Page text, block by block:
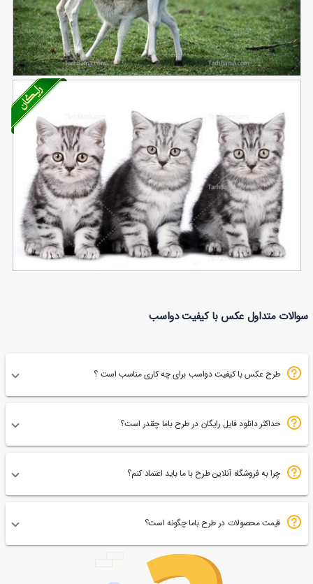
تصویر با کیفیت آهو و کره آهو
557
176
سوالات متداول عکس با کیفیت دواسب
طرح عکس با کیفیت دواسب برای چه کاری مناسب است ؟
حداکثر دانلود فایل رایگان در طرح باما چقدر است؟
چرا به فروشگاه آنلاین طرح با ما باید اعتماد کنم؟
قیمت محصولات در طرح باما چگونه است؟